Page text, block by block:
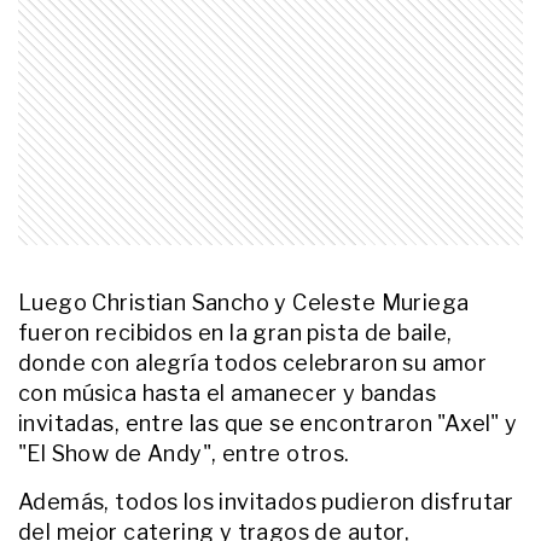
Luego Christian Sancho y Celeste Muriega
fueron recibidos en la gran pista de baile,
donde con alegría todos celebraron su amor
con música hasta el amanecer y bandas
invitadas, entre las que se encontraron ​​"Axel" y
"El Show de Andy", entre otros.
Además, todos los invitados pudieron disfrutar
del mejor catering y tragos de autor,
ENTRETENIMIENTO
Así fue por dentro la fiesta de 15
de Allegra Cubero: pantallas LED,
pared glitter y un final con
“cotillón de la Selección”
ENTRETENIMIENTO
La revelación de Sofía Calzetti
sobre su casamiento con el Kun
Agüero
GALERIAS
Así fue el íntimo bautismo de
Juana, la hija de Gonzalo Montiel y
Karina Nacucchio: de la
decoración y los looks a las fotos
más dulces del festejo
ENTRETENIMIENTO
De Ángela Leiva a Carlos Baute:
en fotos, los mejores looks de los
Premios Gardel 2026